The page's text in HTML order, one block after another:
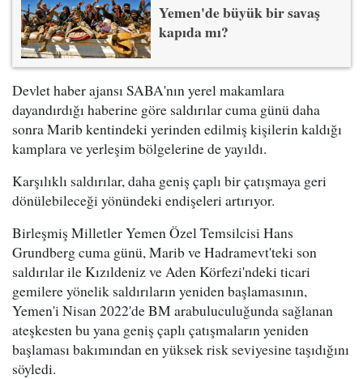
Yemen'de büyük bir savaş
kapıda mı?
Devlet haber ajansı SABA'nın yerel makamlara
dayandırdığı haberine göre saldırılar cuma günü daha
sonra Marib kentindeki yerinden edilmiş kişilerin kaldığı
kamplara ve yerleşim bölgelerine de yayıldı.
Karşılıklı saldırılar, daha geniş çaplı bir çatışmaya geri
dönülebileceği yönündeki endişeleri artırıyor.
Birleşmiş Milletler Yemen Özel Temsilcisi Hans
Grundberg cuma günü, Marib ve Hadramevt'teki son
saldırılar ile Kızıldeniz ve Aden Körfezi'ndeki ticari
gemilere yönelik saldırıların yeniden başlamasının,
Yemen'i Nisan 2022'de BM arabuluculuğunda sağlanan
ateşkesten bu yana geniş çaplı çatışmaların yeniden
başlaması bakımından en yüksek risk seviyesine taşıdığını
söyledi.